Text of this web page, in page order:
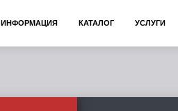
ИНФОРМАЦИЯ КАТАЛОГ УСЛУГИ